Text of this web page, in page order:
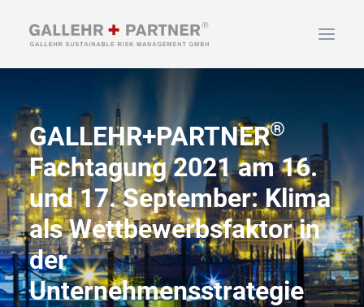
HOME
ÜBER UNS
LEISTUNGEN
NEWS & INFOS
KONTAKT
SUCHEN
GALLEHR+PARTNER®
Fachtagung 2021 am 16.
und 17. September: Klima
als Wettbewerbsfaktor in
der
Unternehmensstrategie